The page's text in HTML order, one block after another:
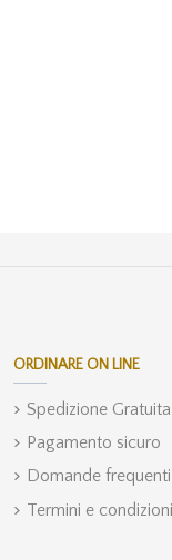
ORDINARE ON LINE
Spedizione Gratuita
Pagamento sicuro
Domande frequenti
Termini e